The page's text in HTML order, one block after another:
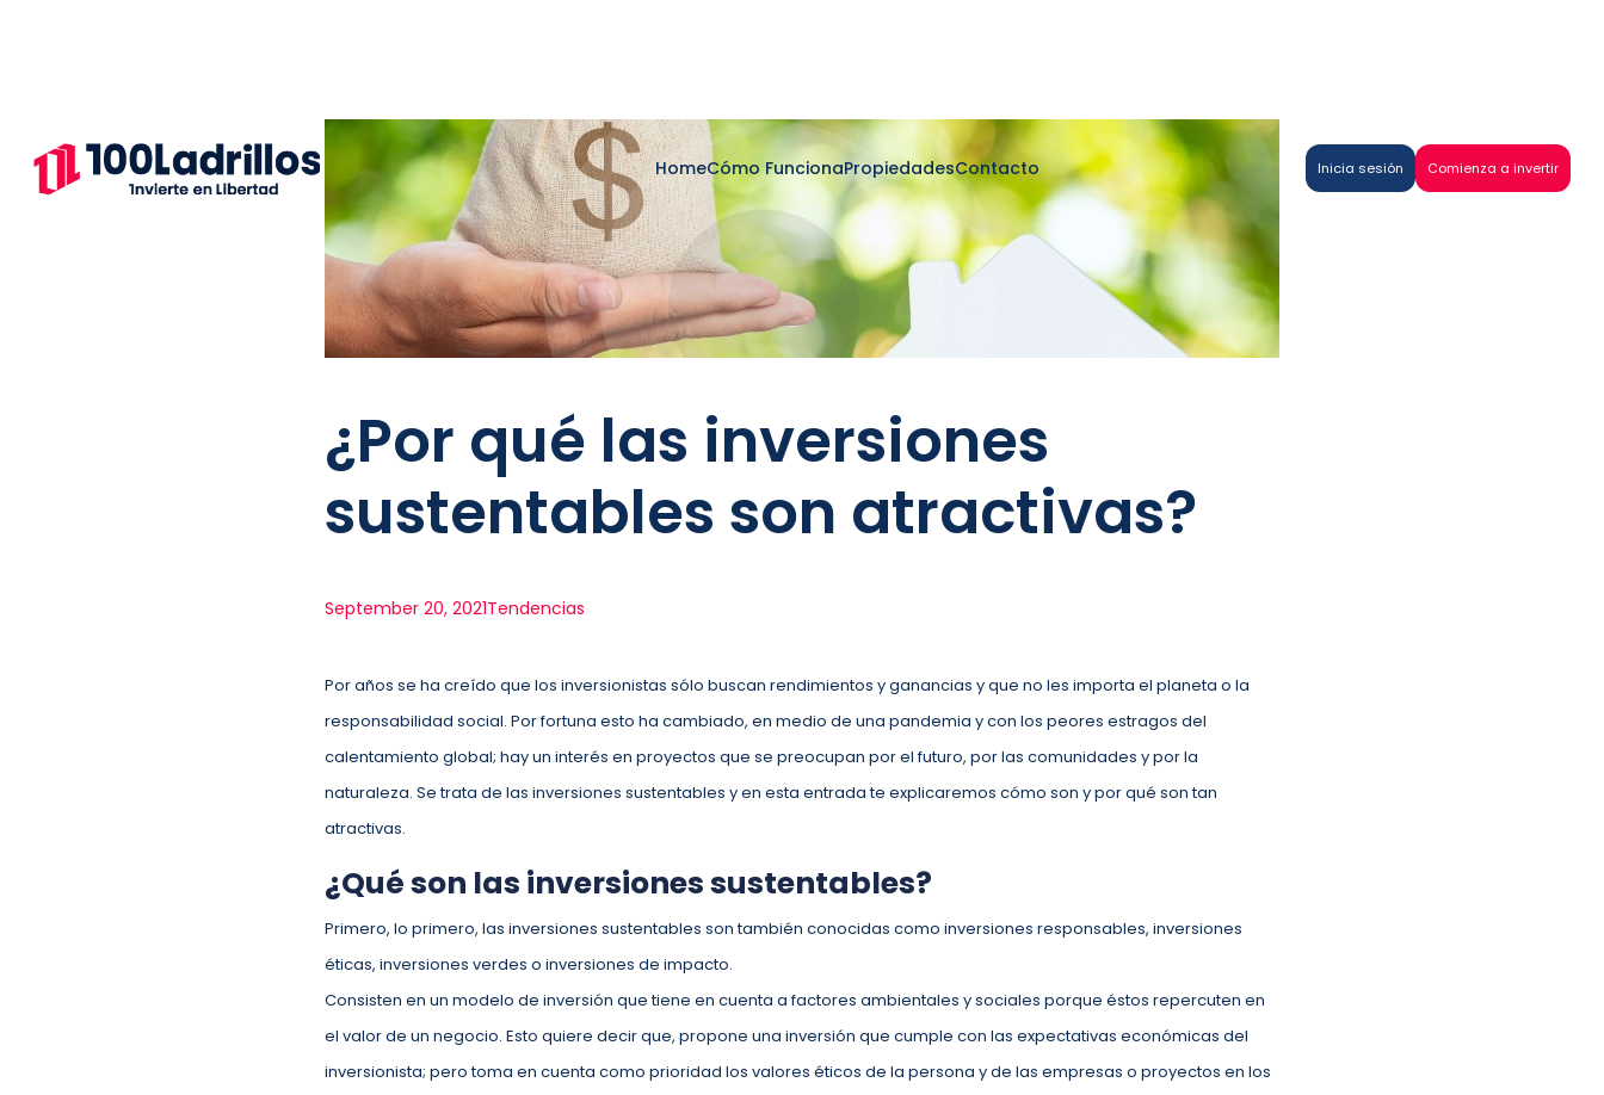
HomeCómo FuncionaPropiedadesContacto Inicia sesión Comienza a invertir
¿Por qué las inversiones
sustentables son atractivas?
September 20, 2021Tendencias
Por años se ha creído que los inversionistas sólo buscan rendimientos y ganancias y que no les importa el planeta o la
responsabilidad social. Por fortuna esto ha cambiado, en medio de una pandemia y con los peores estragos del
calentamiento global; hay un interés en proyectos que se preocupan por el futuro, por las comunidades y por la
naturaleza. Se trata de las inversiones sustentables y en esta entrada te explicaremos cómo son y por qué son tan
atractivas.
¿Qué son las inversiones sustentables?
Primero, lo primero, las inversiones sustentables son también conocidas como inversiones responsables, inversiones
éticas, inversiones verdes o inversiones de impacto.
Consisten en un modelo de inversión que tiene en cuenta a factores ambientales y sociales porque éstos repercuten en
el valor de un negocio. Esto quiere decir que, propone una inversión que cumple con las expectativas económicas del
inversionista; pero toma en cuenta como prioridad los valores éticos de la persona y de las empresas o proyectos en los